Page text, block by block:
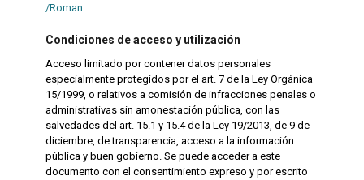
/Roman
Condiciones de acceso y utilización
Acceso limitado por contener datos personales
especialmente protegidos por el art. 7 de la Ley Orgánica
15/1999, o relativos a comisión de infracciones penales o
administrativas sin amonestación pública, con las
salvedades del art. 15.1 y 15.4 de la Ley 19/2013, de 9 de
diciembre, de transparencia, acceso a la información
pública y buen gobierno. Se puede acceder a este
documento con el consentimiento expreso y por escrito